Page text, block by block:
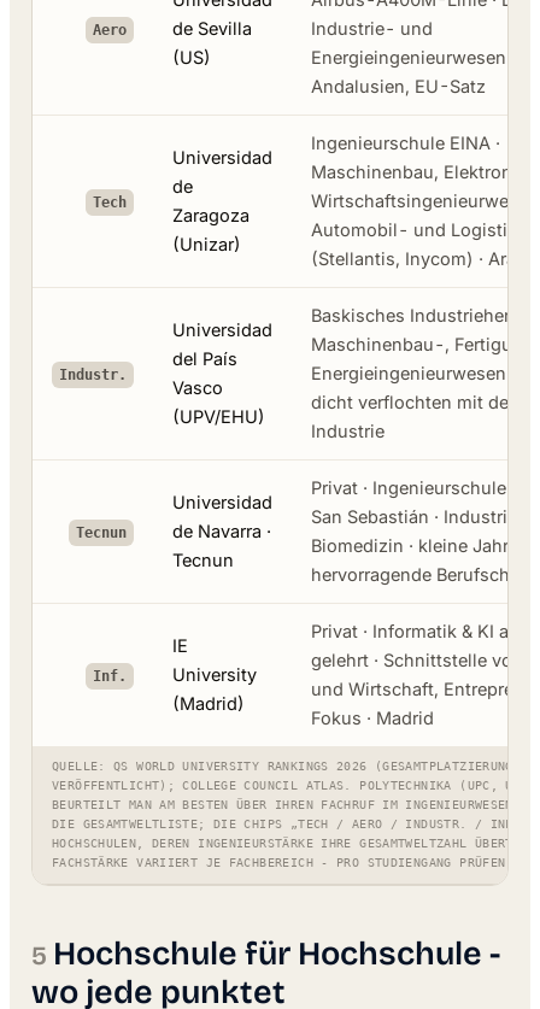
Aero
de Sevilla
(US)
Industrie- und
Energieingenieurwesen ·
Andalusien, EU-Satz
Tech
Universidad
de
Zaragoza
(Unizar)
Ingenieurschule EINA ·
Maschinenbau, Elektronik
Wirtschaftsingenieurwesen
Automobil- und
(Stellantis, Inycom) ·
Industr.
Universidad
del País
Vasco
(UPV/EHU)
Baskisches Industrieherz ·
Maschinenbau-,
Energieingenieurwesen ·
dicht verflochten mit der
Industrie
Tecnun
Universidad
de Navarra ·
Tecnun
Privat · Ingenieurschule
San Sebastián · Industrie,
Biomedizin · kleine
hervorragende
Inf.
IE
University
(Madrid)
Privat · Informatik & KI auf
gelehrt · Schnittstelle von
und Wirtschaft,
Fokus · Madrid
QUELLE: QS WORLD UNIVERSITY RANKINGS 2026 (GESAMTPLATZIERUNG,
VERÖFFENTLICHT); COLLEGE COUNCIL ATLAS. POLYTECHNIKA (UPC,
BEURTEILT MAN AM BESTEN ÜBER IHREN FACHRUF IM INGENIEURWESEN,
DIE GESAMTWELTLISTE; DIE CHIPS „TECH / AERO / INDUSTR. / INF.“
HOCHSCHULEN, DEREN INGENIEURSTÄRKE IHRE GESAMTWELTZAHL
FACHSTÄRKE VARIIERT JE FACHBEREICH - PRO STUDIENGANG PRÜFEN.
Hochschule für Hochschule -
wo jede punktet